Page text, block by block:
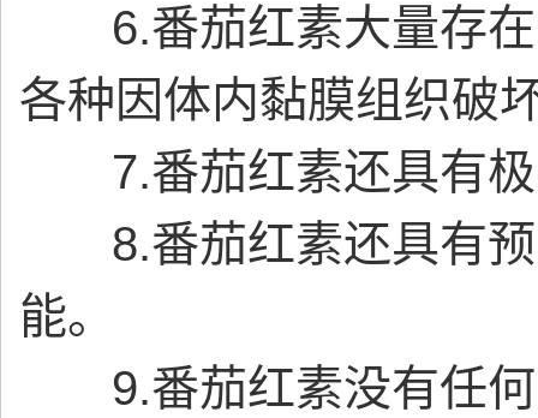
6.番茄红素大量存在
各种因体内黏膜组织破
7.番茄红素还具有极
8.番茄红素还具有预
能。
9.番茄红素没有任何